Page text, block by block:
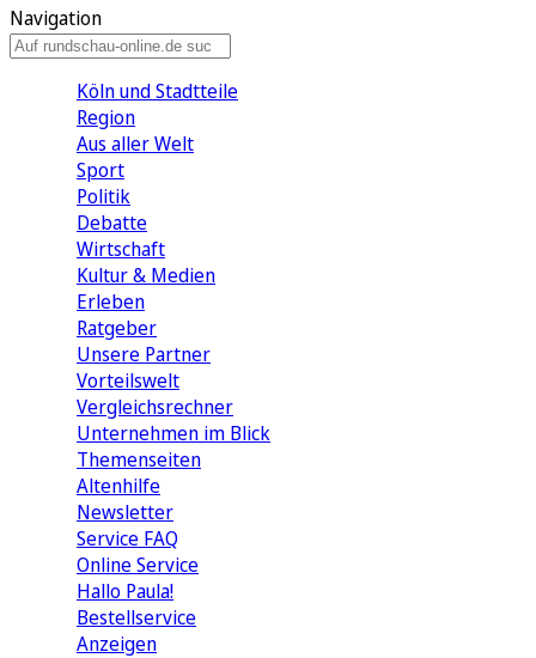
Navigation
Köln und Stadtteile
Region
Aus aller Welt
Sport
Politik
Debatte
Wirtschaft
Kultur & Medien
Erleben
Ratgeber
Unsere Partner
Vorteilswelt
Vergleichsrechner
Unternehmen im Blick
Themenseiten
Altenhilfe
Newsletter
Service FAQ
Online Service
Hallo Paula!
Bestellservice
Anzeigen